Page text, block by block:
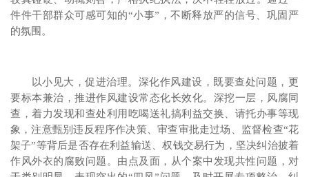
件件干部群众可感可知的“小事”，不断释放严的信号、巩固严
的氛围。
以小见大，促进治理。深化作风建设，既要查处问题，更
要标本兼治，推进作风建设常态化长效化。深挖一层，风腐同
查，着力发现和查处利用吃喝送礼搞利益交换、请托办事等现
象，注意甄别违反程序作决策、审查审批走过场、监督检查“花
架子”等背后是否存在利益输送、权钱交易行为，坚决纠治披着
作风外衣的腐败问题。由点及面，从个案中发现共性问题，对